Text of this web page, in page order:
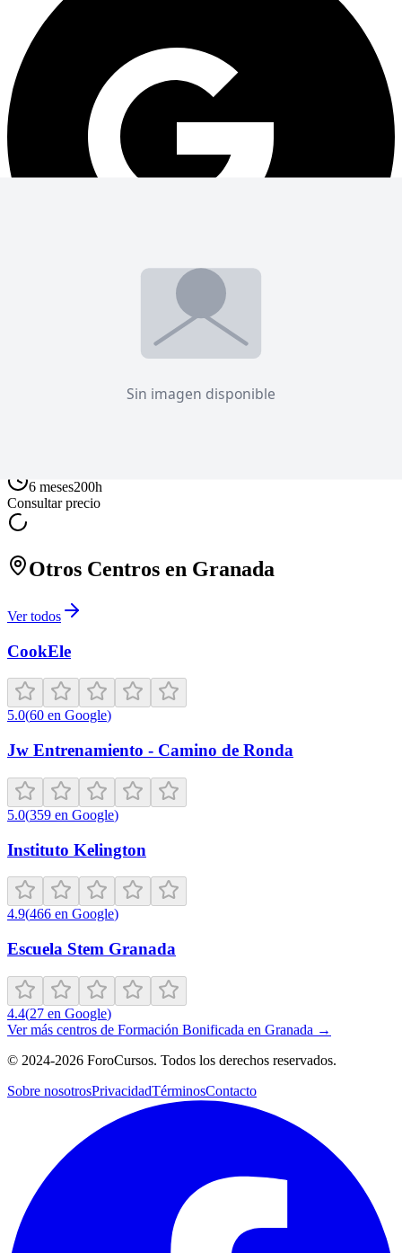
6 meses200h
Consultar precio
Otros Centros en Granada
Ver todos
CookEle
5.0(60 en Google)
Jw Entrenamiento - Camino de Ronda
5.0(359 en Google)
Instituto Kelington
4.9(466 en Google)
Escuela Stem Granada
4.4(27 en Google)
Ver más centros de Formación Bonificada en Granada →
© 2024-2026 ForoCursos. Todos los derechos reservados.
Sobre nosotrosPrivacidadTérminosContacto